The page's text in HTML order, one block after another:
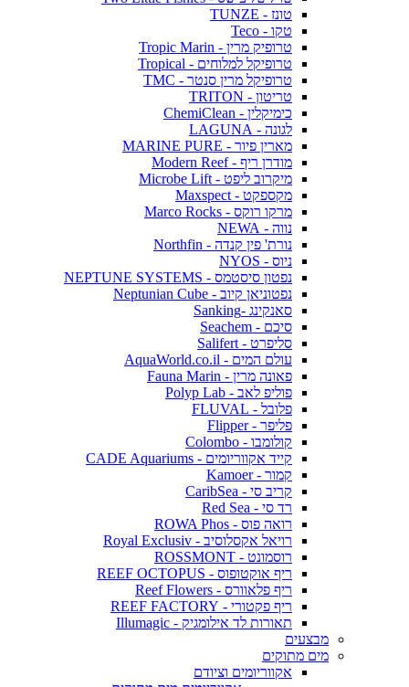
טונז - TUNZE
טקו - Teco
טרופיק מרין - Tropic Marin
טרופיקל למלוחים - Tropical
טרופיקל מרין סנטר - TMC
טריטון - TRITON
כימיקלין - ChemiClean
לגונה - LAGUNA
מארין פיור - MARINE PURE
מודרן ריף - Modern Reef
מיקרוב ליפט - Microbe Lift
מקספקט - Maxspect
מרקו רוקס - Marco Rocks
נווה - NEWA
נורת' פין קנדה - Northfin
ניוס - NYOS
נפטון סיסטמס - NEPTUNE SYSTEMS
נפטוניאן קיוב - Neptunian Cube
סאנקינג -Sanking
סיכם - Seachem
סליפרט - Salifert
עולם המים - AquaWorld.co.il
פאונה מרין - Fauna Marin
פוליפ לאב - Polyp Lab
פלובל - FLUVAL
פליפר - Flipper
קולומבו - Colombo
קייד אקווריומים - CADE Aquariums
קמור - Kamoer
קריב סי - CaribSea
רד סי - Red Sea
רואה פוס - ROWA Phos
רויאל אקסלוסיב - Royal Exclusiv
רוסמונט - ROSSMONT
ריף אוקטופוס - REEF OCTOPUS
ריף פלאוורס - Reef Flowers
ריף פקטורי - REEF FACTORY
תאורות לד אילומגיק - Illumagic
מבצעים
מים מתוקים
אקווריומים וציודם